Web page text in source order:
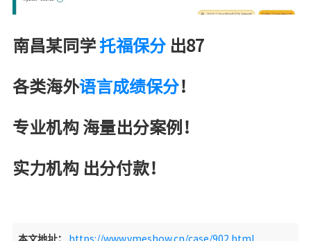
南昌某同学 托福保分出87
各类海外语言成绩保分！
专业机构 海量出分案例！
实力机构 出分付款！